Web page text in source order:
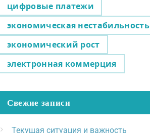
цифровые платежи
экономическая нестабильность
экономический рост
электронная коммерция
Свежие записи
Текущая ситуация и важность